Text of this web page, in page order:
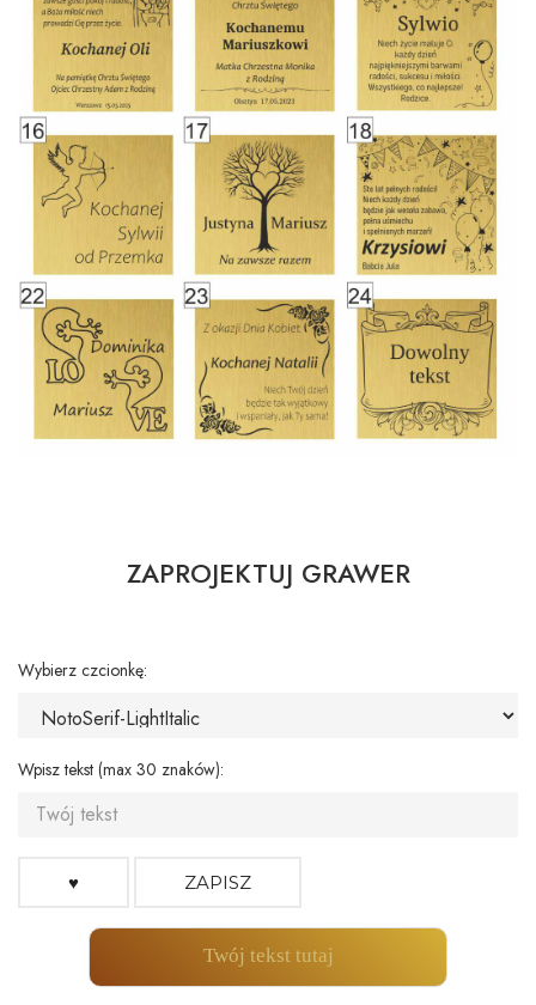
ZAPROJEKTUJ GRAWER
Wybierz czcionkę:
Wpisz tekst (max 30 znaków):
♥ ZAPISZ
Twój tekst tutaj